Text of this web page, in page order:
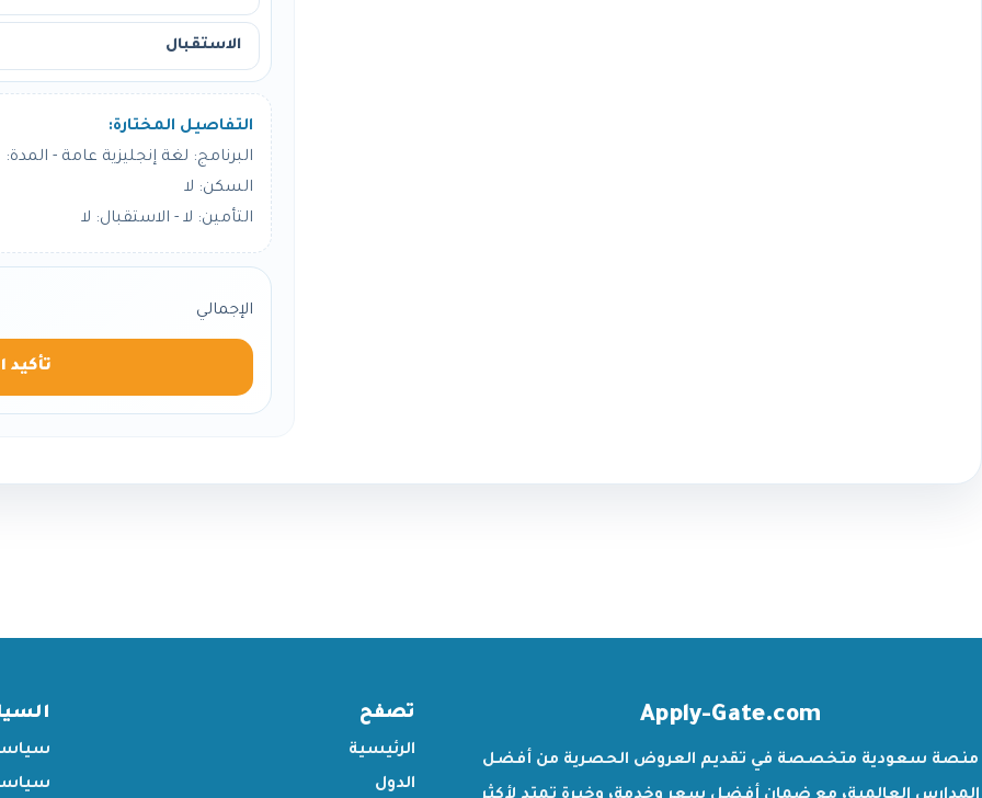
الاستقبال
التفاصيل المختارة:
البرنامج: لغة إنجليزية عامة - المدة: 24 أسبوع
السكن: لا
التأمين: لا - الاستقبال: لا
الإجمالي
تأكيد
Apply-Gate.com
منصة سعودية متخصصة في تقديم العروض الحصرية من أفضل
تصفح
الرئيسية
الدول